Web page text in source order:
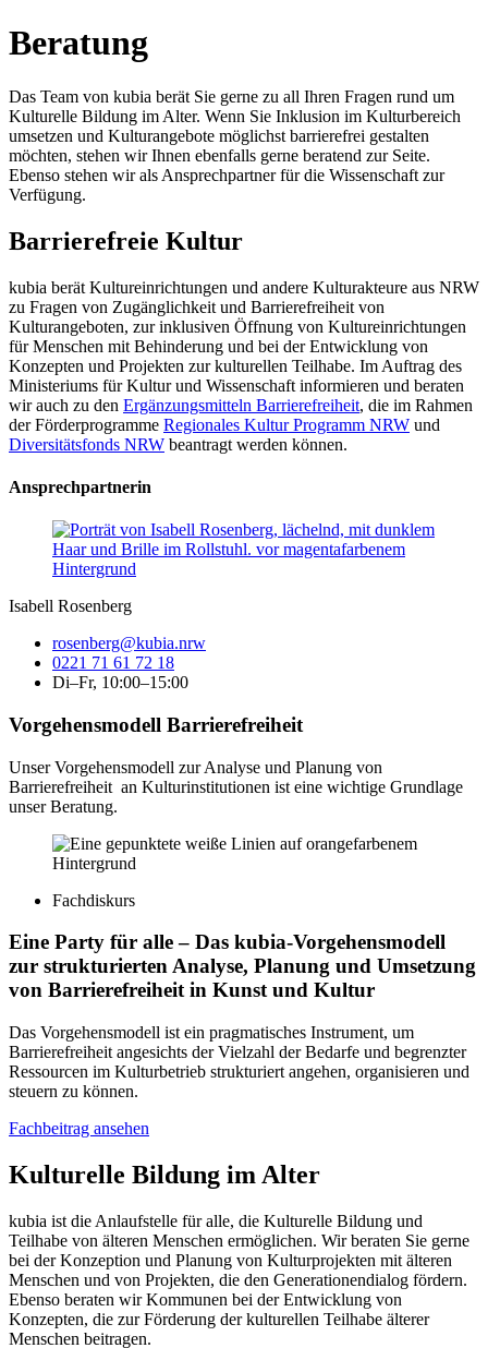
Beratung
Das Team von kubia berät Sie gerne zu all Ihren Fragen rund um
Kulturelle Bildung im Alter. Wenn Sie Inklusion im Kulturbereich
umsetzen und Kulturangebote möglichst barrierefrei gestalten
möchten, stehen wir Ihnen ebenfalls gerne beratend zur Seite.
Ebenso stehen wir als Ansprechpartner für die Wissenschaft zur
Verfügung.
Barrierefreie Kultur
kubia berät Kultureinrichtungen und andere Kulturakteure aus NRW
zu Fragen von Zugänglichkeit und Barrierefreiheit von
Kulturangeboten, zur inklusiven Öffnung von Kultureinrichtungen
für Menschen mit Behinderung und bei der Entwicklung von
Konzepten und Projekten zur kulturellen Teilhabe. Im Auftrag des
Ministeriums für Kultur und Wissenschaft informieren und beraten
wir auch zu den Ergänzungsmitteln Barrierefreiheit, die im Rahmen
der Förderprogramme Regionales Kultur Programm NRW und
Diversitätsfonds NRW beantragt werden können.
Ansprechpartnerin
Isabell Rosenberg
rosenberg@kubia.nrw
0221 71 61 72 18
Di–Fr, 10:00–15:00
Vorgehensmodell Barrierefreiheit
Unser Vorgehensmodell zur Analyse und Planung von
Barrierefreiheit an Kulturinstitutionen ist eine wichtige Grundlage
unser Beratung.
Fachdiskurs
Eine Party für alle– Das kubia-Vorgehensmodell
zur strukturierten Analyse, Planung und Umsetzung
von Barrierefreiheit in Kunst und Kultur
Das Vorgehensmodell ist ein pragmatisches Instrument, um
Barrierefreiheit angesichts der Vielzahl der Bedarfe und begrenzter
Ressourcen im Kulturbetrieb strukturiert angehen, organisieren und
steuern zu können.
Fachbeitrag ansehen
Kulturelle Bildung im Alter
kubia ist die Anlaufstelle für alle, die Kulturelle Bildung und
Teilhabe von älteren Menschen ermöglichen. Wir beraten Sie gerne
bei der Konzeption und Planung von Kulturprojekten mit älteren
Menschen und von Projekten, die den Generationendialog fördern.
Ebenso beraten wir Kommunen bei der Entwicklung von
Konzepten, die zur Förderung der kulturellen Teilhabe älterer
Menschen beitragen.